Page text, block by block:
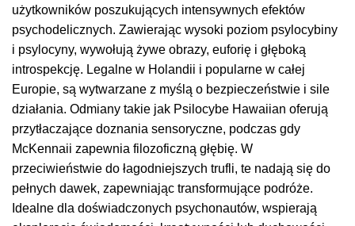
użytkowników poszukujących intensywnych efektów
psychodelicznych. Zawierając wysoki poziom psylocybiny
i psylocyny, wywołują żywe obrazy, euforię i głęboką
introspekcję. Legalne w Holandii i popularne w całej
Europie, są wytwarzane z myślą o bezpieczeństwie i sile
działania. Odmiany takie jak Psilocybe Hawaiian oferują
przytłaczające doznania sensoryczne, podczas gdy
McKennaii zapewnia filozoficzną głębię. W
przeciwieństwie do łagodniejszych trufli, te nadają się do
pełnych dawek, zapewniając transformujące podróże.
Idealne dla doświadczonych psychonautów, wspierają